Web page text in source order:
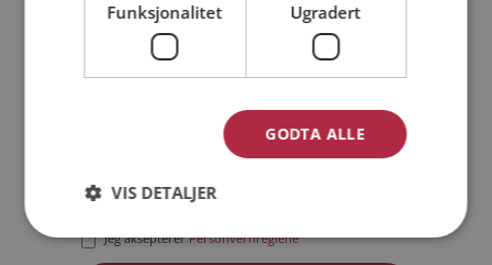
Jeg akseptererPersonvernreglene
Funksjonalitet Ugradert
GODTA ALLE
VIS DETALJER